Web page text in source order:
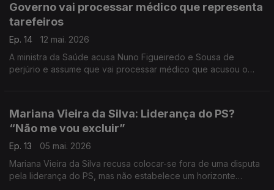
Governo vai processar médico que representa
tarefeiros
Ep. 14
12 mai. 2026
A ministra da Saúde acusa Nuno Figueiredo e Sousa de
perjúrio e assume que vai processar médico que acusou o
Mariana Vieira da Silva: Liderança do PS?
“Não me vou excluir”
Ep. 13
05 mai. 2026
Mariana Vieira da Silva recusa colocar-se fora de uma disputa
pela liderança do PS, mas não estabelece um horizonte